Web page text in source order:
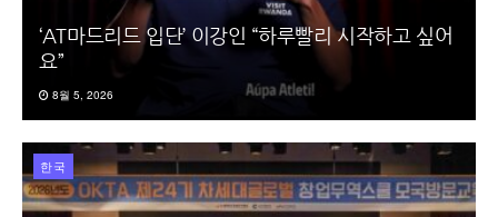
‘AT마드리드 입단’ 이강인 “하루빨리 시작하고 싶어
요”
8월 5, 2026
한국